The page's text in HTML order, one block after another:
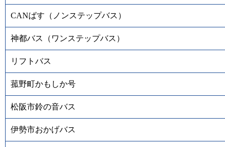
CANばす（ノンステップバス）
神都バス（ワンステップバス）
リフトバス
菰野町かもしか号
松阪市鈴の音バス
伊勢市おかげバス